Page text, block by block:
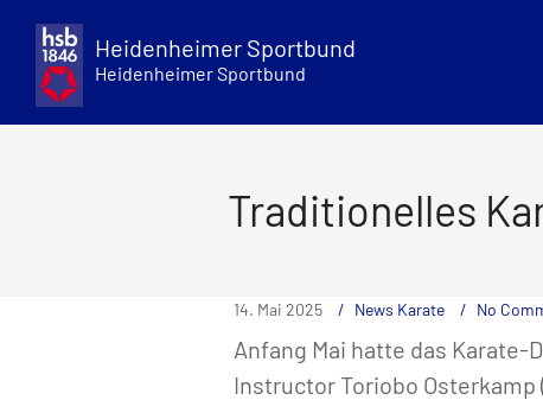
content
Heidenheimer Sportbund
Heidenheimer Sportbund
Traditionelles
14. Mai 2025 News Karate No
Anfang Mai hatte das Karate-
Instructor Toriobo Osterkamp